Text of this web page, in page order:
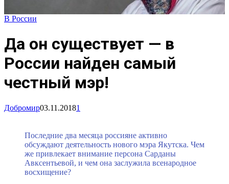
В России
Да он существует — в
России найден самый
честный мэр!
Добромир03.11.20181
Последние два месяца россияне активно
обсуждают деятельность нового мэра Якутска. Чем
же привлекает внимание персона Сарданы
Авксентьевой, и чем она заслужила всенародное
восхищение?